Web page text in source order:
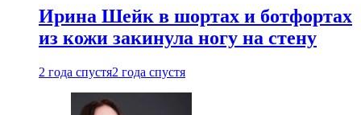
Ирина Шейк в шортах и ботфортах
из кожи закинула ногу на стену
2 года спустя2 года спустя